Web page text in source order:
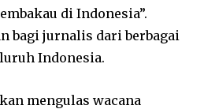
di Indonesia”.
bagi jurnalis dari berbagai
Indonesia.
mengulas wacana